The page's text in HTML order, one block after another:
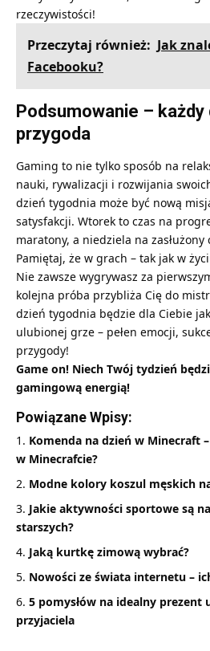
rzeczywistości!
Przeczytaj również: Jak
Facebooku?
Podsumowanie –
przygoda
Gaming to nie tylko sposób na
nauki, rywalizacji i rozwijania
dzień tygodnia może być nową
satysfakcji. Wtorek to czas na
maratony, a niedziela na zasłużony
Pamiętaj, że w grach – tak jak w
Nie zawsze wygrywasz za
kolejna próba przybliża Cię do
dzień tygodnia będzie dla Ciebie
ulubionej grze – pełen emocji,
przygody!
Game on! Niech Twój tydzień
gamingową energią!
Powiązane Wpisy:
Komenda na dzień w Minecraft
w Minecrafcie?
Modne kolory koszul męskich
Jakie aktywności sportowe są
starszych?
Jaką kurtkę zimową wybrać?
Nowości ze świata internetu –
5 pomysłów na idealny prezent
przyjaciela